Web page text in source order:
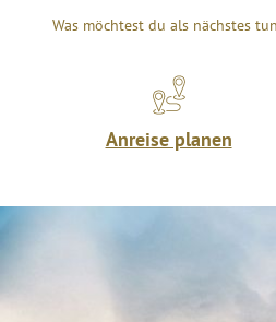
Was möchtest du als nächstes
Anreise planen